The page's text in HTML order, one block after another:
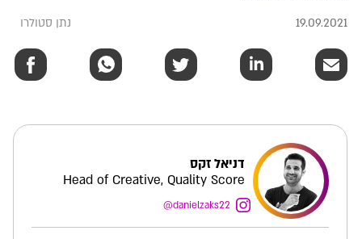
19.09.2021 נתן סטולרו
דניאל זקס
Head of Creative, Quality Score
danielzaks22@